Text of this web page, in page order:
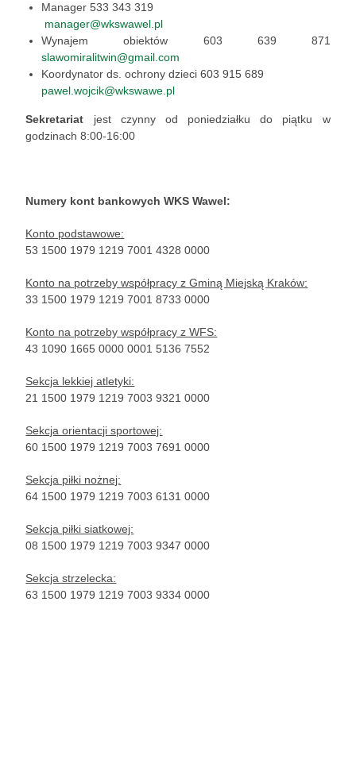
Manager 533 343 319
manager@wkswawel.pl
Wynajem obiektów 603 639 871
slawomiralitwin@gmail.com
Koordynator ds. ochrony dzieci 603 915 689
pawel.wojcik@wkswawe.pl
Sekretariat jest czynny od poniedziałku do piątku w
godzinach 8:00-16:00
Numery kont bankowych WKS Wawel:
Konto podstawowe:
53 1500 1979 1219 7001 4328 0000
Konto na potrzeby współpracy z Gminą Miejską Kraków:
33 1500 1979 1219 7001 8733 0000
Konto na potrzeby współpracy z WFS:
43 1090 1665 0000 0001 5136 7552
Sekcja lekkiej atletyki:
21 1500 1979 1219 7003 9321 0000
Sekcja orientacji sportowej:
60 1500 1979 1219 7003 7691 0000
Sekcja piłki nożnej:
64 1500 1979 1219 7003 6131 0000
Sekcja piłki siatkowej:
08 1500 1979 1219 7003 9347 0000
Sekcja strzelecka:
63 1500 1979 1219 7003 9334 0000